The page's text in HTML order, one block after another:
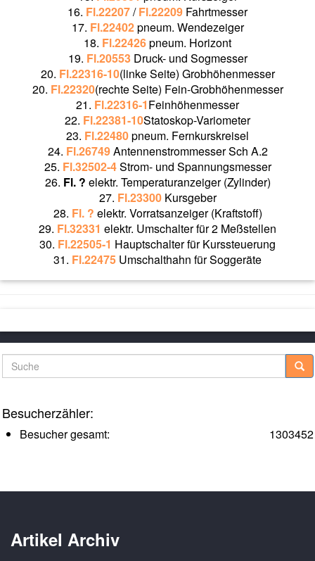
16. Fl.22207/Fl.22209 Fahrtmesser
17. Fl.22402pneum. Wendezeiger
18. Fl.22426pneum. Horizont
19. Fl.20553Druck- und Sogmesser
20. Fl.22316-10(linke Seite) Grobhöhenmesser
20. Fl.22320(rechte Seite) Fein-Grobhöhenmesser
21. Fl.22316-1Feinhöhenmesser
22. Fl.22381-10Statoskop-Variometer
23. Fl.22480pneum. Fernkurskreisel
24. Fl.26749Antennenstrommesser Sch A.2
25. Fl.32502-4Strom- und Spannungsmesser
26. Fl. ? elektr. Temperaturanzeiger (Zylinder)
27. Fl.23300Kursgeber
28. Fl. ? elektr. Vorratsanzeiger (Kraftstoff)
29. Fl.32331 elektr. Umschalter für 2 Meßstellen
30. Fl.22505-1 Hauptschalter für Kurssteuerung
31. Fl.22475 Umschalthahn für Soggeräte
Suche
Besucherzähler:
1303452
Besucher gesamt:
Artikel Archiv